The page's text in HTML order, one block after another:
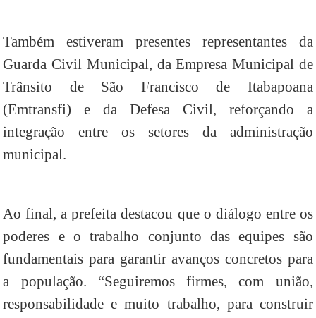
Também estiveram presentes representantes da
Guarda Civil Municipal, da Empresa Municipal de
Trânsito de São Francisco de Itabapoana
(Emtransfi) e da Defesa Civil, reforçando a
integração entre os setores da administração
municipal.
Ao final, a prefeita destacou que o diálogo entre os
poderes e o trabalho conjunto das equipes são
fundamentais para garantir avanços concretos para
a população. “Seguiremos firmes, com união,
responsabilidade e muito trabalho, para construir